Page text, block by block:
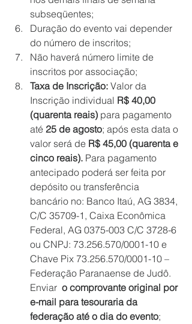
subseqüentes;
Duração do evento vai depender
do número de inscritos;
Não haverá número limite de
inscritos por associação;
Taxa de Inscrição: Valor da
Inscrição individual R$ 40,00
(quarenta reais) para pagamento
até 25 de agosto; após esta data o
valor será de R$ 45,00 (quarenta e
cinco reais). Para pagamento
antecipado poderá ser feita por
depósito ou transferência
bancário no: Banco Itaú, AG 3834,
C/C 35709-1, Caixa Econômica
Federal, AG 0375-003 C/C 3728-6
ou CNPJ: 73.256.570/0001-10 e
Chave Pix 73.256.570/0001-10 –
Federação Paranaense de Judô.
Enviar o comprovante original por
e-mail para tesouraria da
federação até o dia do evento;